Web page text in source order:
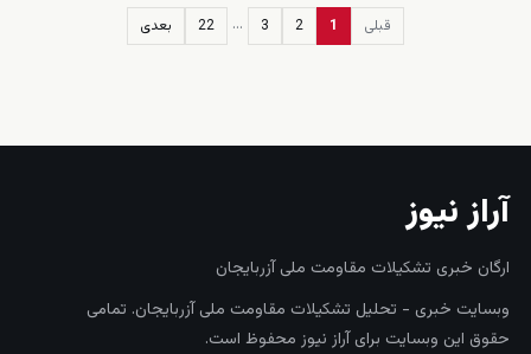
قبلی 1
2
3
…
22 بعدی
آراز نیوز
ارگان خبری تشکیلات مقاومت ملی آزربایجان
وبسایت خبری - تحلیل تشکیلات مقاومت ملی آزربایجان. تمامی
حقوق این وبسایت برای آراز نیوز محفوظ است.